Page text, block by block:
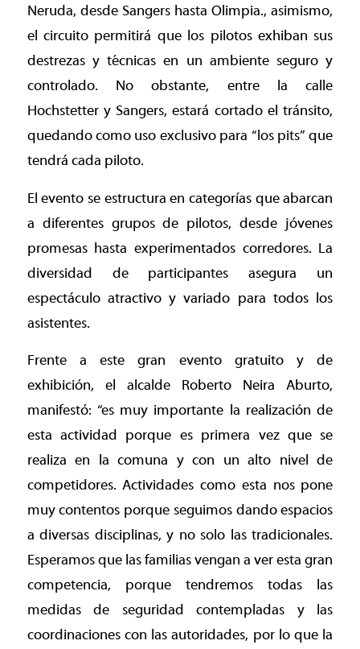
Neruda, desde Sangers hasta Olimpia., asimismo,
el circuito permitirá que los pilotos exhiban sus
destrezas y técnicas en un ambiente seguro y
controlado. No obstante, entre la calle
Hochstetter y Sangers, estará cortado el tránsito,
quedando como uso exclusivo para “los pits” que
tendrá cada piloto.
El evento se estructura en categorías que abarcan
a diferentes grupos de pilotos, desde jóvenes
promesas hasta experimentados corredores. La
diversidad de participantes asegura un
espectáculo atractivo y variado para todos los
asistentes.
Frente a este gran evento gratuito y de
exhibición, el alcalde Roberto Neira Aburto,
manifestó: “es muy importante la realización de
esta actividad porque es primera vez que se
realiza en la comuna y con un alto nivel de
competidores. Actividades como esta nos pone
muy contentos porque seguimos dando espacios
a diversas disciplinas, y no solo las tradicionales.
Esperamos que las familias vengan a ver esta gran
competencia, porque tendremos todas las
medidas de seguridad contempladas y las
coordinaciones con las autoridades, por lo que la